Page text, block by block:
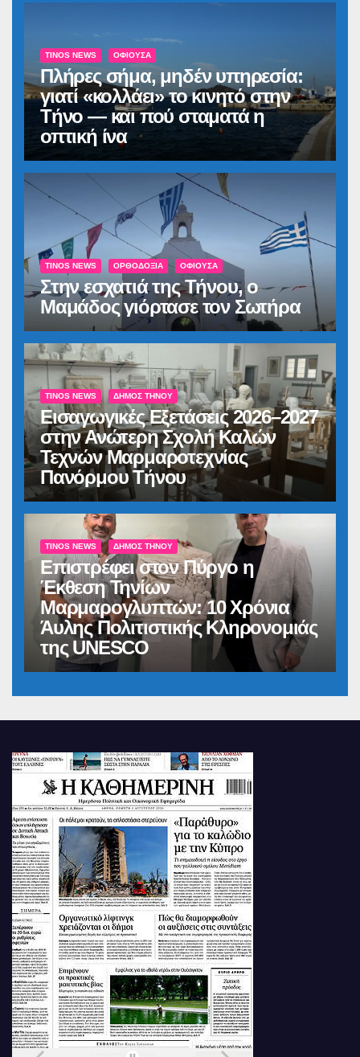
TINOS NEWS ΟΦΙΟΎΣΑ
Πλήρες σήμα, μηδέν υπηρεσία:
γιατί «κολλάει» το κινητό στην
Τήνο — και πού σταματά η
οπτική ίνα
TINOS NEWS ΟΡΘΟΔΟΞΊΑ ΟΦΙΟΎΣΑ
Στην εσχατιά της Τήνου, ο
Μαμάδος γιόρτασε τον Σωτήρα
TINOS NEWS ΔΉΜΟΣ ΤΉΝΟΥ
Εισαγωγικές Εξετάσεις 2026–2027
στην Ανώτερη Σχολή Καλών
Τεχνών Μαρμαροτεχνίας
Πανόρμου Τήνου
TINOS NEWS ΔΉΜΟΣ ΤΉΝΟΥ
Επιστρέφει στον Πύργο η
Έκθεση Τηνίων
Μαρμαρογλυπτών: 10 Χρόνια
Άυλης Πολιτιστικής Κληρονομιάς
της UNESCO